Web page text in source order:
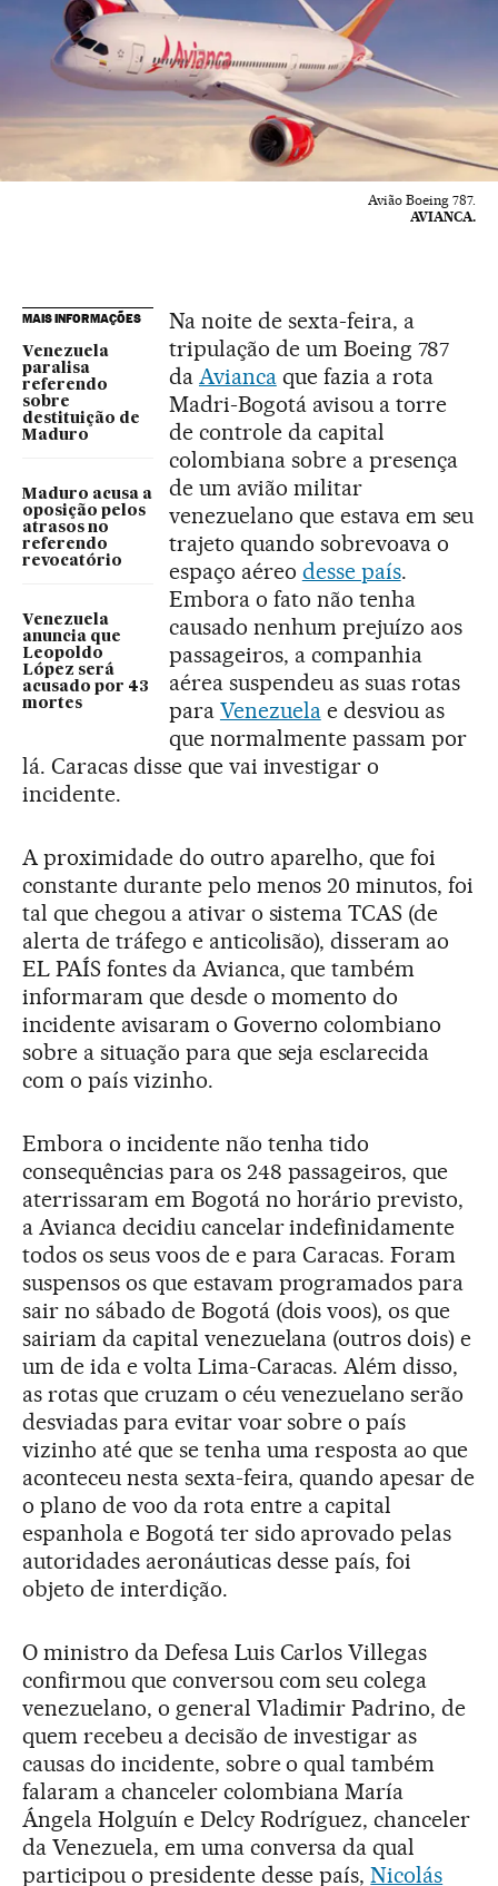
Avião Boeing 787.
AVIANCA.
MAIS INFORMAÇÕES
Venezuela
paralisa
referendo
sobre
destituição de
Maduro
Maduro acusa a
oposição pelos
atrasos no
referendo
revocatório
Venezuela
anuncia que
Leopoldo
López será
acusado por 43
mortes
Na noite de sexta-feira, a
tripulação de um Boeing 787
da Aviancaque fazia a rota
Madri-Bogotá avisou a torre
de controle da capital
colombiana sobre a presença
de um avião militar
venezuelano que estava em seu
trajeto quando sobrevoava o
espaço aéreo desse país.
Embora o fato não tenha
causado nenhum prejuízo aos
passageiros, a companhia
aérea suspendeu as suas rotas
para Venezuelae desviou as
que normalmente passam por
lá. Caracas disse que vai investigar o
incidente.
A proximidade do outro aparelho, que foi
constante durante pelo menos 20 minutos, foi
tal que chegou a ativar o sistema TCAS (de
alerta de tráfego e anticolisão), disseram ao
EL PAÍS fontes da Avianca, que também
informaram que desde o momento do
incidente avisaram o Governo colombiano
sobre a situação para que seja esclarecida
com o país vizinho.
Embora o incidente não tenha tido
consequências para os 248 passageiros, que
aterrissaram em Bogotá no horário previsto,
a Avianca decidiu cancelar indefinidamente
todos os seus voos de e para Caracas. Foram
suspensos os que estavam programados para
sair no sábado de Bogotá (dois voos), os que
sairiam da capital venezuelana (outros dois) e
um de ida e volta Lima-Caracas. Além disso,
as rotas que cruzam o céu venezuelano serão
desviadas para evitar voar sobre o país
vizinho até que se tenha uma resposta ao que
aconteceu nesta sexta-feira, quando apesar de
o plano de voo da rota entre a capital
espanhola e Bogotá ter sido aprovado pelas
autoridades aeronáuticas desse país, foi
objeto de interdição.
O ministro da Defesa Luis Carlos Villegas
confirmou que conversou com seu colega
venezuelano, o general Vladimir Padrino, de
quem recebeu a decisão de investigar as
causas do incidente, sobre o qual também
falaram a chanceler colombiana María
Ángela Holguín e Delcy Rodríguez, chanceler
da Venezuela, em uma conversa da qual
participou o presidente desse país,Nicolás